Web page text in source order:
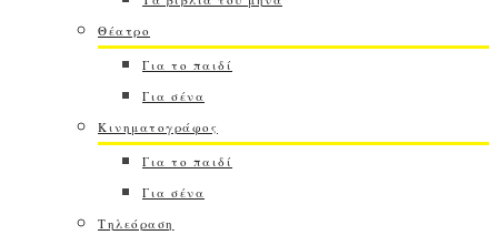
Θέατρο
Για το παιδί
Για σένα
Κινηματογράφος
Για το παιδί
Για σένα
Τηλεόραση